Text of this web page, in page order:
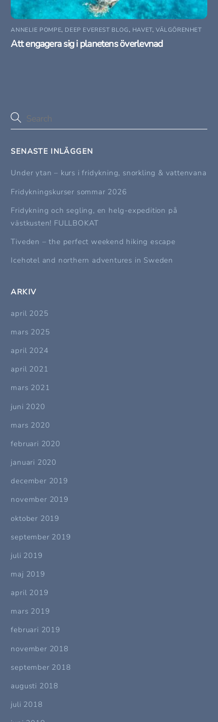
ANNELIE POMPE, DEEP EVEREST BLOG, HAVET,VÄLGÖRENHET
Att engagera sig i planetens överlevnad
SENASTE INLÄGGEN
Under ytan – kurs i fridykning, snorkling & vattenvana
Fridykningskurser sommar 2026
Fridykning och segling, en helg-expedition på
västkusten! FULLBOKAT
Tiveden – the perfect weekend hiking escape
Icehotel and northern adventures in Sweden
ARKIV
april 2025
mars 2025
april 2024
april 2021
mars 2021
juni 2020
mars 2020
februari 2020
januari 2020
december 2019
november 2019
oktober 2019
september 2019
juli 2019
maj 2019
april 2019
mars 2019
februari 2019
november 2018
september 2018
augusti 2018
juli 2018